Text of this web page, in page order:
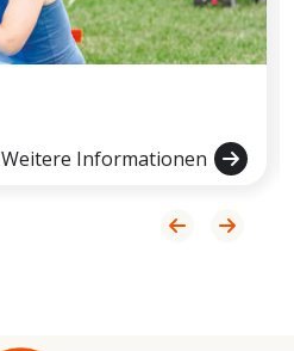
Weitere Informationen